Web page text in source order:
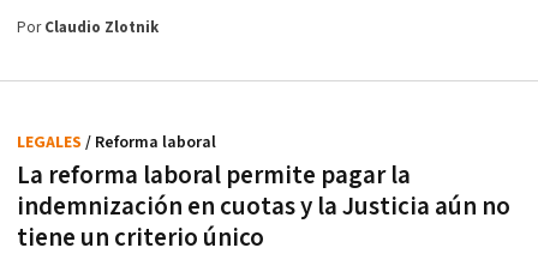
PorClaudio Zlotnik
La reforma laboral permite pagar la
indemnización en cuotas y la Justicia aún no
tiene un criterio único
LEGALES / Reforma laboral